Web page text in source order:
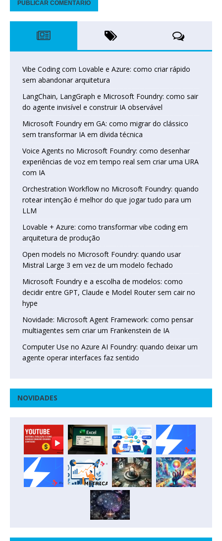
Vibe Coding com Lovable e Azure: como criar rápido
sem abandonar arquitetura
LangChain, LangGraph e Microsoft Foundry: como sair
do agente invisível e construir IA observável
Microsoft Foundry em GA: como migrar do clássico
sem transformar IA em dívida técnica
Voice Agents no Microsoft Foundry: como desenhar
experiências de voz em tempo real sem criar uma URA
com IA
Orchestration Workflow no Microsoft Foundry: quando
rotear intenção é melhor do que jogar tudo para um
LLM
Lovable + Azure: como transformar vibe coding em
arquitetura de produção
Open models no Microsoft Foundry: quando usar
Mistral Large 3 em vez de um modelo fechado
Microsoft Foundry e a escolha de modelos: como
decidir entre GPT, Claude e Model Router sem cair no
hype
Novidade: Microsoft Agent Framework: como pensar
multiagentes sem criar um Frankenstein de IA
Computer Use no Azure AI Foundry: quando deixar um
agente operar interfaces faz sentido
NOVIDADES